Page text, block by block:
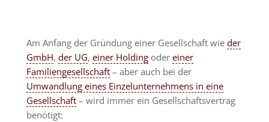
Am Anfang der Gründung einer Gesellschaft wieder
GmbH,der UG,einer Holding odereiner
Familiengesellschaft – aber auch bei der
Umwandlung eines Einzelunternehmens in eine
Gesellschaft – wird immer ein Gesellschaftsvertrag
benötigt: